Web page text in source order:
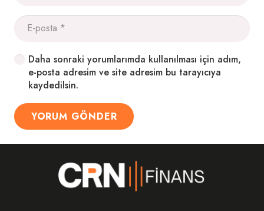
Daha sonraki yorumlarımda kullanılması için adım,
e-posta adresim ve site adresim bu tarayıcıya
kaydedilsin.
YORUM GÖNDER